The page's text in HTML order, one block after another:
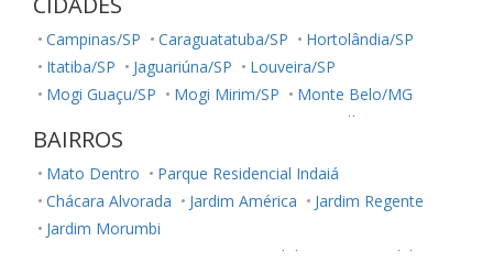
Campinas/SP Caraguatatuba/SP
Hortolândia/SP
Itatiba/SP
Jaguariúna/SP
Louveira/SP
Mogi Guaçu/SP
Mogi Mirim/SP
Monte Belo/MG
Paulínia/SP
Salto/SP
Valinhos/SP
Vinhedo/SP
BAIRROS
Mato Dentro
Parque Residencial Indaiá
Chácara Alvorada
Jardim América
Jardim Regente
Jardim Morumbi
Recanto Campestre Internacional de Viracopos Gleba 6